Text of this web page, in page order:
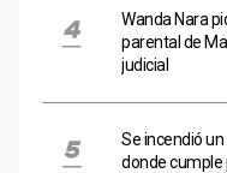
Wanda Nara
parental de
judicial
Se incendió
donde cumple